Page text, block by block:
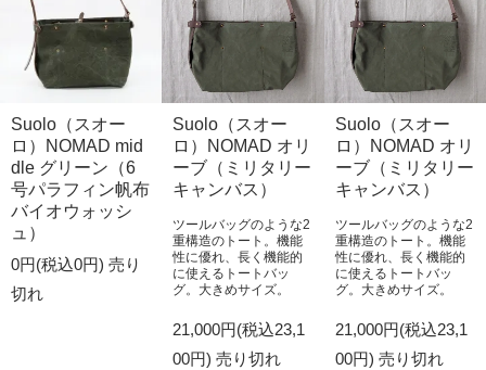
Suolo（スオー
ロ）NOMAD mid
dle グリーン（6
号パラフィン帆布
バイオウォッシ
ュ）
0円(税込0円) 売り
切れ
Suolo（スオー
ロ）NOMAD オリ
ーブ（ミリタリー
キャンバス）
ツールバッグのような2
重構造のトート。機能
性に優れ、長く機能的
に使えるトートバッ
グ。大きめサイズ。
21,000円(税込23,1
00円)売り切れ
Suolo（スオー
ロ）NOMAD オリ
ーブ（ミリタリー
キャンバス）
ツールバッグのような2
重構造のトート。機能
性に優れ、長く機能的
に使えるトートバッ
グ。大きめサイズ。
21,000円(税込23,1
00円) 売り切れ